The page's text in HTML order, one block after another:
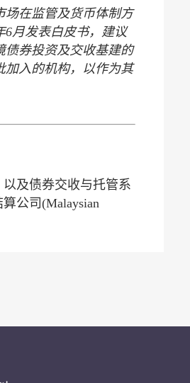
场在监管及货币体制方
6月发表白皮书，建议
债券投资及交收基建的
入的机构， 以作为其
及债券交收与托管系
公司(Malaysian